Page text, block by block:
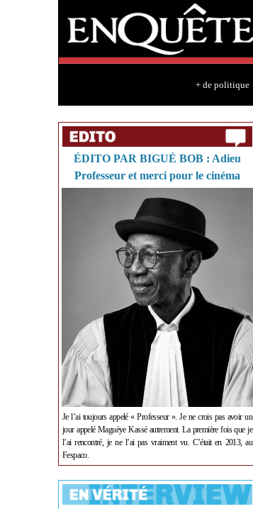
+ de politique
ÉDITO PAR BIGUÉ BOB : Adieu
Professeur et merci pour le cinéma
Je l’ai toujours appelé « Professeur ». Je ne crois pas avoir un
jour appelé Maguèye Kassé autrement. La première fois que je
l’ai rencontré, je ne l’ai pas vraiment vu. C’était en 2013, au
Fespaco.